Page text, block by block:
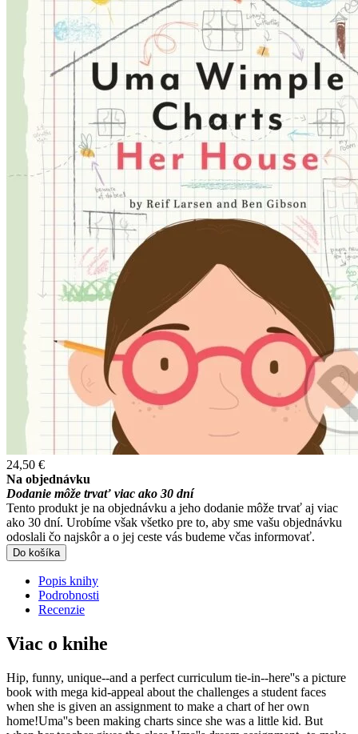
24,50 €
Na objednávku
Dodanie môže trvať viac ako 30 dní
Tento produkt je na objednávku a jeho dodanie môže trvať aj viac
ako 30 dní. Urobíme však všetko pre to, aby sme vašu objednávku
odoslali čo najskôr a o jej ceste vás budeme včas informovať.
Do košíka
Popis knihy
Podrobnosti
Recenzie
Viac o knihe
Hip, funny, unique--and a perfect curriculum tie-in--here''s a picture
book with mega kid-appeal about the challenges a student faces
when she is given an assignment to make a chart of her own
home!Uma''s been making charts since she was a little kid. But